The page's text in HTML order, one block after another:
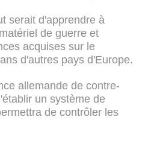
serait d'apprendre à
de guerre et
acquises sur le
d'autres pays d'Europe.
allemande de contre-
un système de
de contrôler les